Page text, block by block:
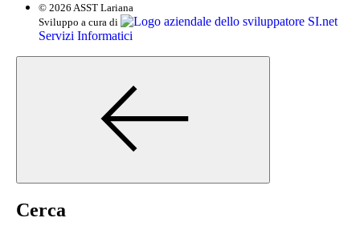
© 2026 ASST Lariana
Sviluppo a cura di
SI.net
Servizi Informatici
Cerca